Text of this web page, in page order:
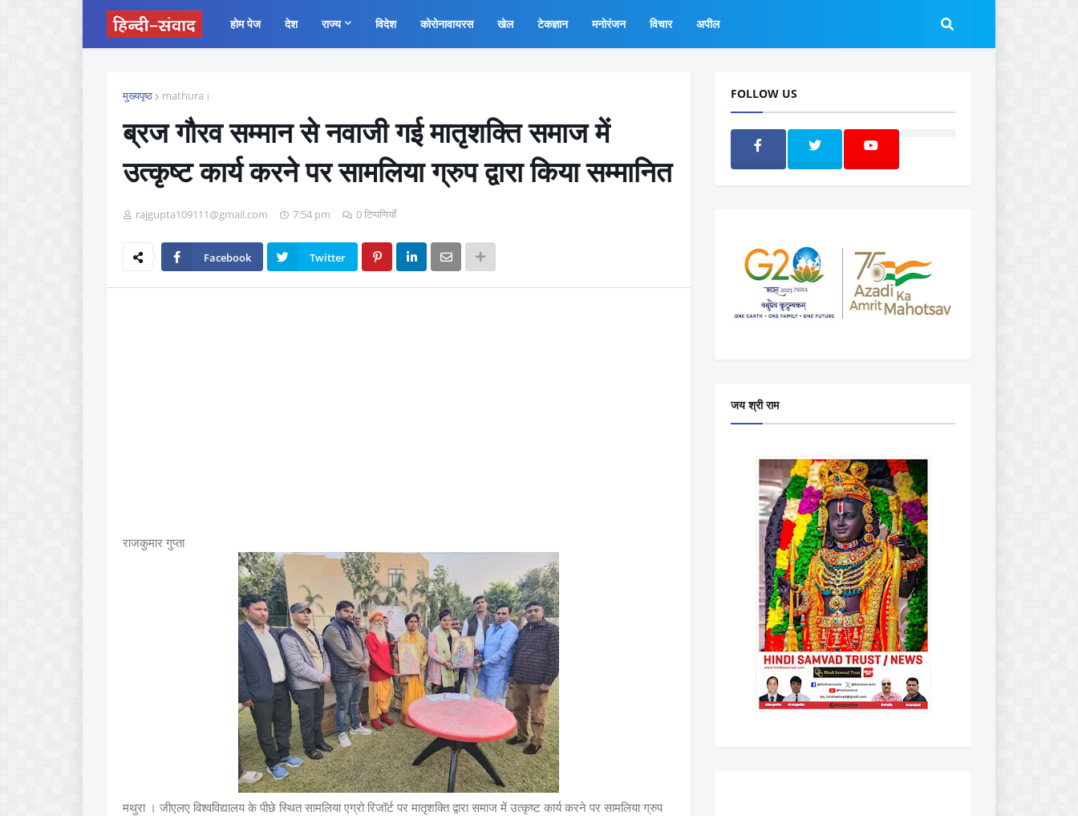
होम पेज देश राज्य विदेश कोरोनावायरस खेल टेकज्ञान मनोरंजन विचार अपील
मुख्यपृष्ठ mathura।
ब्रज गौरव सम्मान से नवाजी गई मातृशक्ति समाज में
उत्कृष्ट कार्य करने पर सामलिया ग्रुप द्वारा किया सम्मानित
rajgupta109111@gmail.com 7:54 pm 0 टिप्पणियाँ
Facebook Twitter
राजकुमार गुप्ता
मथुरा । जीएलए विश्वविद्यालय के पीछे स्थित सामलिया एग्रो रिजॉर्ट पर मातृशक्ति द्वारा समाज में उत्कृष्ट कार्य करने पर सामलिया ग्रुप
FOLLOW US
जय श्री राम